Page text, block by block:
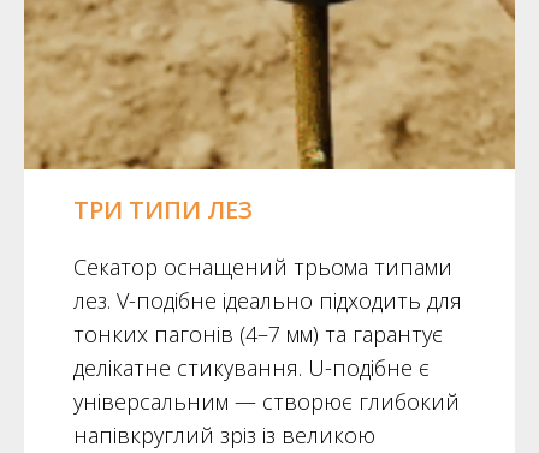
ТРИ ТИПИ ЛЕЗ
Секатор оснащений трьома типами
лез. V-подібне ідеально підходить для
тонких пагонів (4–7 мм) та гарантує
делікатне стикування. U-подібне є
універсальним — створює глибокий
напівкруглий зріз із великою